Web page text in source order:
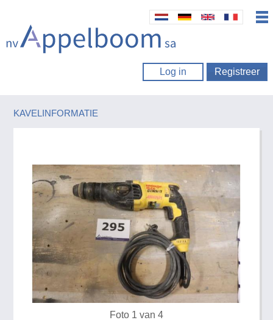
Log in Registreer
KAVELINFORMATIE
Foto 1 van 4